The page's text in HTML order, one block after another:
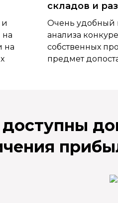
и
на
на
складов и
Очень удобный
анализа
собственных
предмет